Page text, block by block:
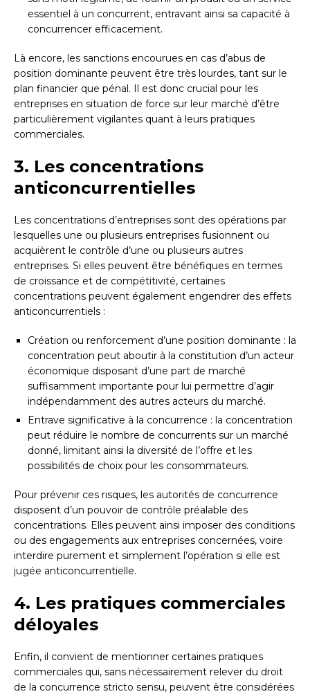
essentiel à un concurrent, entravant ainsi sa capacité à
concurrencer efficacement.
Là encore, les sanctions encourues en cas d’abus de
position dominante peuvent être très lourdes, tant sur le
plan financier que pénal. Il est donc crucial pour les
entreprises en situation de force sur leur marché d’être
particulièrement vigilantes quant à leurs pratiques
commerciales.
3. Les concentrations
anticoncurrentielles
Les concentrations d’entreprises sont des opérations par
lesquelles une ou plusieurs entreprises fusionnent ou
acquièrent le contrôle d’une ou plusieurs autres
entreprises. Si elles peuvent être bénéfiques en termes
de croissance et de compétitivité, certaines
concentrations peuvent également engendrer des effets
anticoncurrentiels :
Création ou renforcement d’une position dominante : la
concentration peut aboutir à la constitution d’un acteur
économique disposant d’une part de marché
suffisamment importante pour lui permettre d’agir
indépendamment des autres acteurs du marché.
Entrave significative à la concurrence : la concentration
peut réduire le nombre de concurrents sur un marché
donné, limitant ainsi la diversité de l’offre et les
possibilités de choix pour les consommateurs.
Pour prévenir ces risques, les autorités de concurrence
disposent d’un pouvoir de contrôle préalable des
concentrations. Elles peuvent ainsi imposer des conditions
ou des engagements aux entreprises concernées, voire
interdire purement et simplement l’opération si elle est
jugée anticoncurrentielle.
4. Les pratiques commerciales
déloyales
Enfin, il convient de mentionner certaines pratiques
commerciales qui, sans nécessairement relever du droit
de la concurrence stricto sensu, peuvent être considérées